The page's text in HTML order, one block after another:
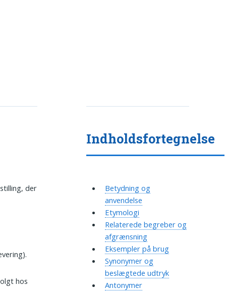
der
hos
Indholdsfortegnelse
Betydning og
anvendelse
Etymologi
Relaterede begreber og
afgrænsning
Eksempler på brug
Synonymer og
beslægtede udtryk
Antonymer